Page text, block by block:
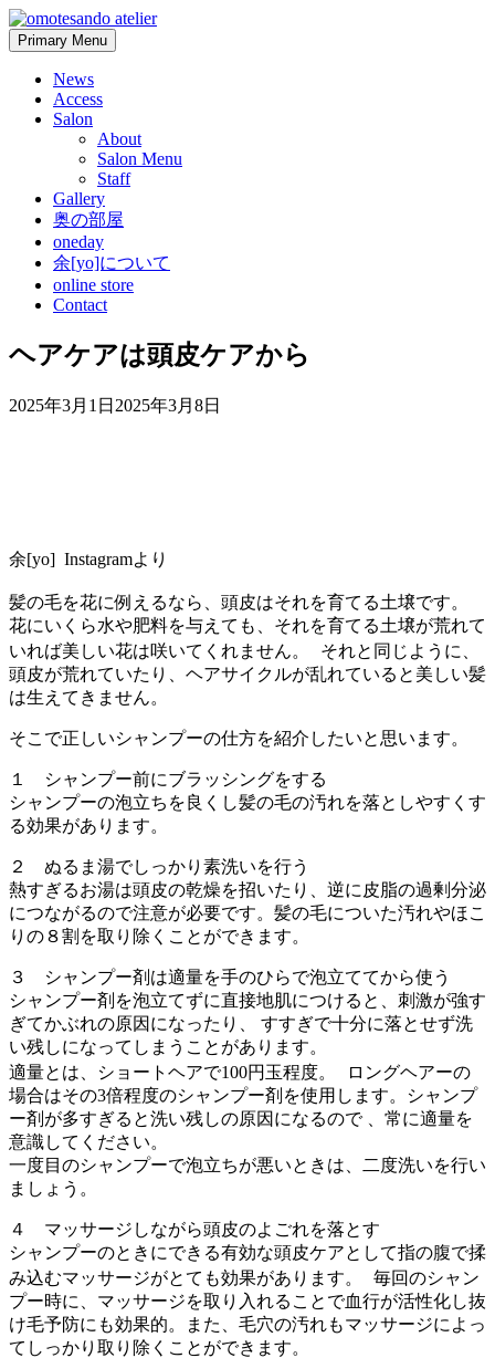
Skip
to
content
Primary Menu
News
Access
Salon
About
Salon Menu
Staff
Gallery
奥の部屋
oneday
余[yo]について
online store
Contact
ヘアケアは頭皮ケアから
2025年3月1日 2025年3月8日
余[yo] Instagramより
髪の毛を花に例えるなら、頭皮はそれを育てる土壌です。
花にいくら水や肥料を与えても、それを育てる土壌が荒れて
いれば美しい花は咲いてくれません。 それと同じように、
頭皮が荒れていたり、ヘアサイクルが乱れていると美しい髪
は生えてきません。
そこで正しいシャンプーの仕方を紹介したいと思います。
１ シャンプー前にブラッシングをする
シャンプーの泡立ちを良くし髪の毛の汚れを落としやすくす
る効果があります。
２ ぬるま湯でしっかり素洗いを行う
熱すぎるお湯は頭皮の乾燥を招いたり、逆に皮脂の過剰分泌
につながるので注意が必要です。髪の毛についた汚れやほこ
りの８割を取り除くことができます。
３ シャンプー剤は適量を手のひらで泡立ててから使う
シャンプー剤を泡立てずに直接地肌につけると、刺激が強す
ぎてかぶれの原因になったり、 すすぎで十分に落とせず洗
い残しになってしまうことがあります。
適量とは、ショートヘアで100円玉程度。 ロングヘアーの
場合はその3倍程度のシャンプー剤を使用します。シャンプ
ー剤が多すぎると洗い残しの原因になるので 、常に適量を
意識してください。
一度目のシャンプーで泡立ちが悪いときは、二度洗いを行い
ましょう。
４ マッサージしながら頭皮のよごれを落とす
シャンプーのときにできる有効な頭皮ケアとして指の腹で揉
み込むマッサージがとても効果があります。 毎回のシャン
プー時に、マッサージを取り入れることで血行が活性化し抜
け毛予防にも効果的。また、毛穴の汚れもマッサージによっ
てしっかり取り除くことができます。